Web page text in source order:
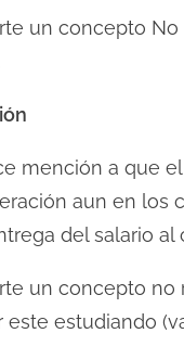
un concepto
mención a que
aun en los
del salario
un concepto
este estudiando